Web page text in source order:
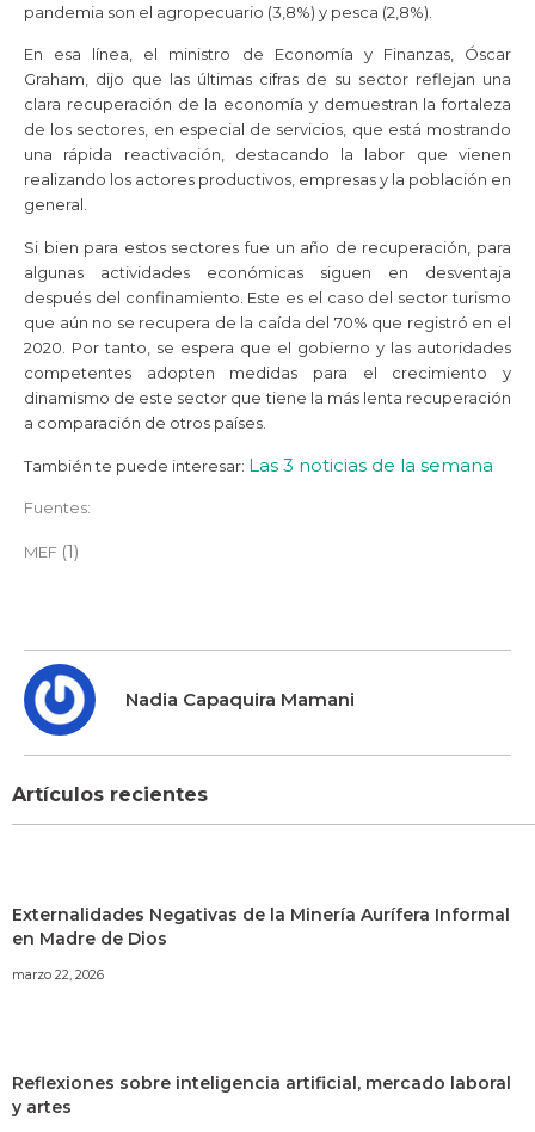
pandemia son el agropecuario (3,8%) y pesca (2,8%).
En esa línea, el ministro de Economía y Finanzas, Óscar
Graham, dijo que las últimas cifras de su sector reflejan una
clara recuperación de la economía y demuestran la fortaleza
de los sectores, en especial de servicios, que está mostrando
una rápida reactivación, destacando la labor que vienen
realizando los actores productivos, empresas y la población en
general.
Si bien para estos sectores fue un año de recuperación, para
algunas actividades económicas siguen en desventaja
después del confinamiento. Este es el caso del sector turismo
que aún no se recupera de la caída del 70% que registró en el
2020. Por tanto, se espera que el gobierno y las autoridades
competentes adopten medidas para el crecimiento y
dinamismo de este sector que tiene la más lenta recuperación
a comparación de otros países.
También te puede interesar: Las 3 noticias de la semana
Fuentes:
MEF (1)
Nadia Capaquira Mamani
Artículos recientes
Externalidades Negativas de la Minería Aurífera Informal
en Madre de Dios
marzo 22, 2026
Reflexiones sobre inteligencia artificial, mercado laboral
y artes